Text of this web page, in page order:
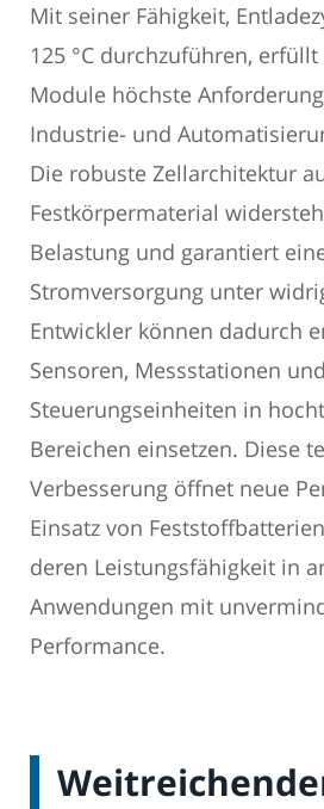
Mit seiner Fähigkeit,
125 °C durchzuführen,
Module höchste
Industrie- und
Die robuste Zellarchitektur
Festkörpermaterial
Belastung und garantiert
Stromversorgung unter
Entwickler können dadurch
Sensoren, Messstationen und
Steuerungseinheiten in
Bereichen einsetzen. Diese
Verbesserung öffnet neue
Einsatz von
deren Leistungsfähigkeit in
Anwendungen mit
Performance.